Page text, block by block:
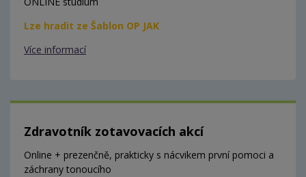
Lze hradit ze Šablon OP JAK
Více informací
Zdravotník zotavovacích akcí
Online + prezenčně, prakticky s nácvikem první pomoci a
záchrany tonoucího